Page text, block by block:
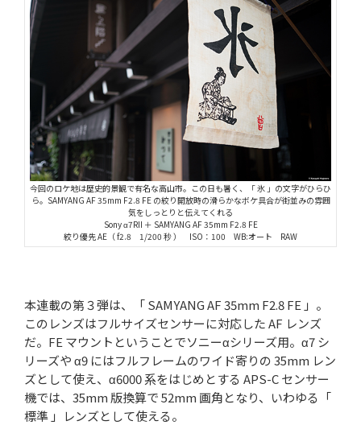
今回のロケ地は歴史的景観で有名な高山市。この日も暑く、「 氷 」の文字がひらひ
ら。SAMYANG AF 35mm F2.8 FE の絞り開放時の滑らかなボケ具合が街並みの雰囲
気をしっとりと伝えてくれる
Sony α7RII ＋ SAMYANG AF 35mm F2.8 FE
絞り優先 AE（ f2.8 1/200 秒 ） ISO：100 WB:オート RAW
本連載の第３弾は、「 SAMYANG AF 35mm F2.8 FE 」。
このレンズはフルサイズセンサーに対応した AF レンズ
だ。FE マウントということでソニーαシリーズ用。α7 シ
リーズや α9 にはフルフレームのワイド寄りの 35mm レン
ズとして使え、α6000 系をはじめとする APS-C センサー
機では、35mm 版換算で 52mm 画角となり、いわゆる「
標準 」レンズとして使える。